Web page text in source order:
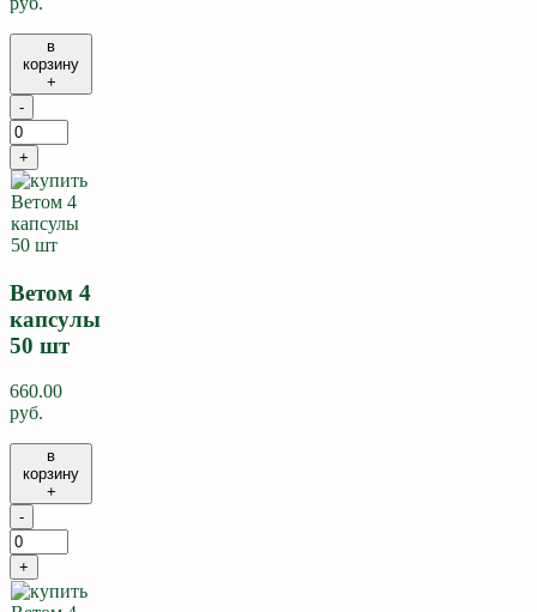
в
корзину
+
-
+
Ветом 4
капсулы
50 шт
660.00
руб.
в
корзину
+
-
+